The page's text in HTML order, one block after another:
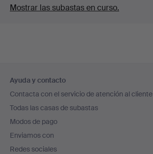
Mostrar las subastas en curso.
en
el
pie
de
página
Ayuda y contacto
Contacta con el servicio de atención al cliente
Todas las casas de subastas
Modos de pago
Enviamos con
Redes sociales